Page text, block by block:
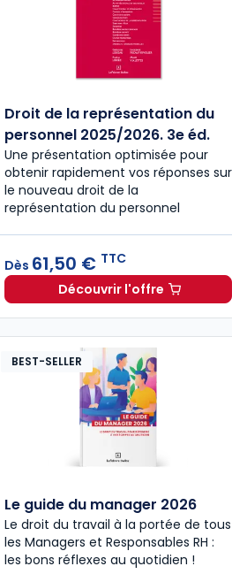
Dès 196,80 €TTC
Droit de la représentation du
personnel 2025/2026. 3e éd.
Une présentation optimisée pour
obtenir rapidement vos réponses sur
le nouveau droit de la
représentation du personnel
Dès 61,50 € TTC
Découvrir l'offre
Droit de la
BEST-SELLER
Le guide du manager 2026
Le droit du travail à la portée de tous
les Managers et Responsables RH :
les bons réflexes au quotidien !